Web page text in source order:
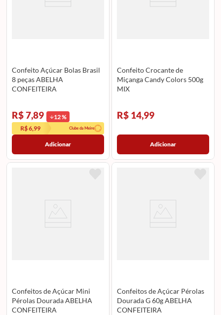
Confeito Açúcar Bolas Brasil
8 peças ABELHA
CONFEITEIRA
R$ 7,89 12%
R$ 6,99
Clube da Meire
Adicionar
Confeito Crocante de
Miçanga Candy Colors 500g
MIX
R$ 14,99
Adicionar
Confeitos de Açúcar Mini
Pérolas Dourada ABELHA
CONFEITEIRA
Confeitos de Açúcar Pérolas
Dourada G 60g ABELHA
CONFEITEIRA